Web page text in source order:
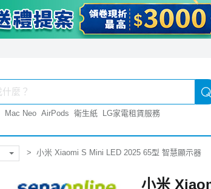
Mac Neo AirPods 衛生紙 LG家電租賃服務
小米 Xiaomi S Mini LED 2025 65型 智慧顯示器
小米